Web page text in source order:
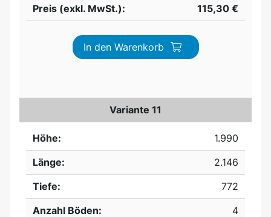
Preis (exkl. MwSt.):
115,30 €
In den Warenkorb
Variante 11
Höhe:
1.990
Länge:
2.146
Tiefe:
772
Anzahl Böden:
4